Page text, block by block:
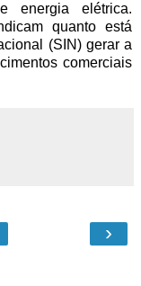
energia elétrica.
quanto está
(SIN) gerar a
comerciais
›